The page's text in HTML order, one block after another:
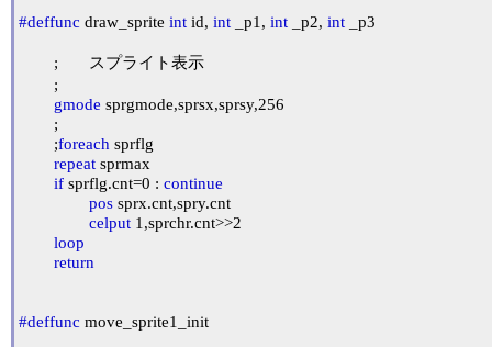
#deffunc draw_sprite int id, int _p1, int _p2, int _p3
gmode sprgmode,sprsx,sprsy,256
	;
foreach sprflg
repeat sprmax
if sprflg.cnt=0 : continue
pos sprx.cnt,spry.cnt
celput 1,sprchr.cnt>>2
loop
return
#deffunc move_sprite1_init